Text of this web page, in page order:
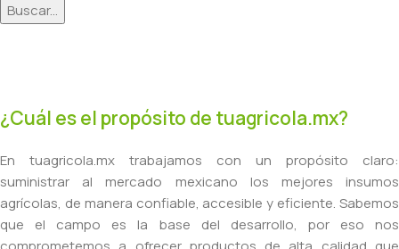
Buscar...
¿Cuál es el propósito de tuagricola.mx?
En tuagricola.mx trabajamos con un propósito claro:
suministrar al mercado mexicano los mejores insumos
agrícolas, de manera confiable, accesible y eficiente. Sabemos
que el campo es la base del desarrollo, por eso nos